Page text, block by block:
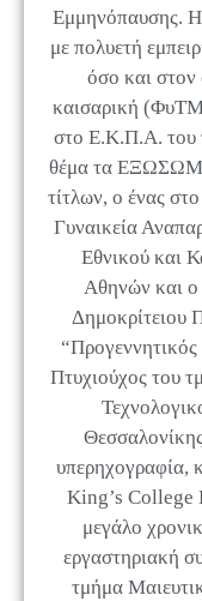
Εμμηνόπαυσης. Η
με πολυετή
όσο και στον
καισαρική
στο Ε.Κ.Π.Α. του
θέμα τα
τίτλων, ο ένας
Γυναικεία
Εθνικού και
Αθηνών και ο
Δημοκρίτειου
Πτυχιούχος του
υπερηχογραφία,
King’s College
μεγάλο
εργαστηριακή
τμήμα